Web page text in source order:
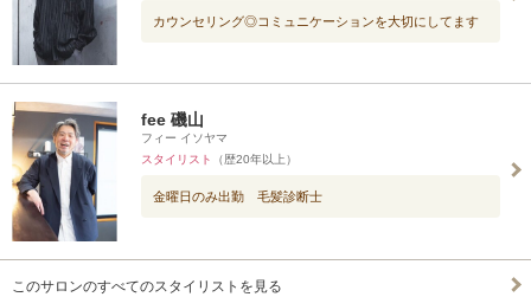
カウンセリング◎コミュニケーションを大切にしてます
fee 磯山
フィー イソヤマ
スタイリスト
（歴20年以上）
金曜日のみ出勤 毛髪診断士
このサロンのすべてのスタイリストを見る